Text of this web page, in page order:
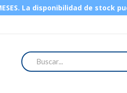
La disponibilidad de stock
Buscar